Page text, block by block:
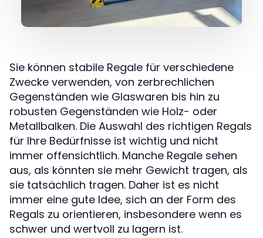
Sie können stabile Regale für verschiedene
Zwecke verwenden, von zerbrechlichen
Gegenständen wie Glaswaren bis hin zu
robusten Gegenständen wie Holz- oder
Metallbalken. Die Auswahl des richtigen Regals
für Ihre Bedürfnisse ist wichtig und nicht
immer offensichtlich. Manche Regale sehen
aus, als könnten sie mehr Gewicht tragen, als
sie tatsächlich tragen. Daher ist es nicht
immer eine gute Idee, sich an der Form des
Regals zu orientieren, insbesondere wenn es
schwer und wertvoll zu lagern ist.